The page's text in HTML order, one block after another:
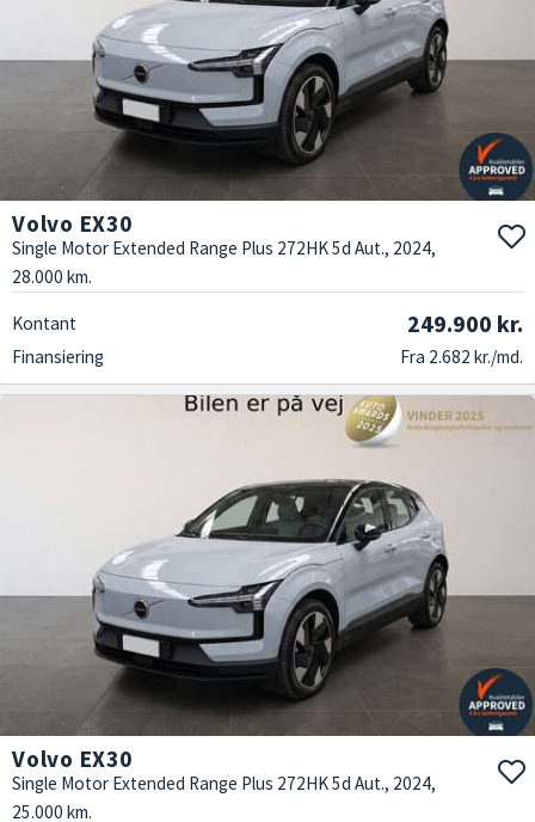
Volvo EX30
Single Motor Extended Range Plus 272HK 5d Aut., 2024,
28.000 km.
Kontant 249.900 kr.
Finansiering Fra 2.682 kr./md.
Volvo EX30
Single Motor Extended Range Plus 272HK 5d Aut., 2024,
25.000 km.